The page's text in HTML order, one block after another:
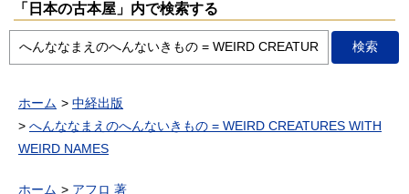
「日本の古本屋」内で検索する
ホーム
中経出版
へんななまえのへんないきもの = WEIRD CREATURES WITH
WEIRD NAMES
ホーム アフロ 著